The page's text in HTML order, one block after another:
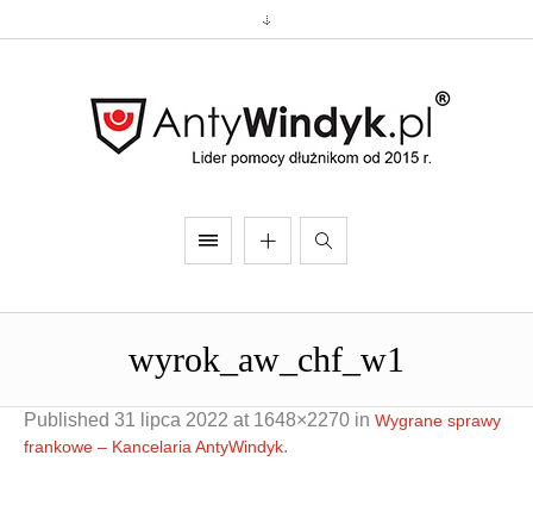
wyrok_aw_chf_w1
Published 31 lipca 2022 at 1648×2270 in Wygrane sprawy
frankowe – Kancelaria AntyWindyk.